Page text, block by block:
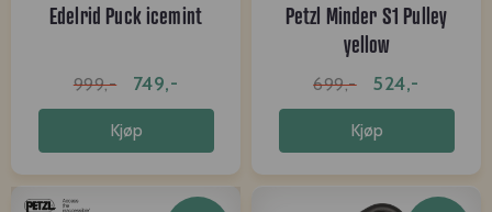
Edelrid Puck icemint
999,- 749,-
Kjøp
Petzl Minder S1 Pulley
yellow
699,- 524,-
Kjøp